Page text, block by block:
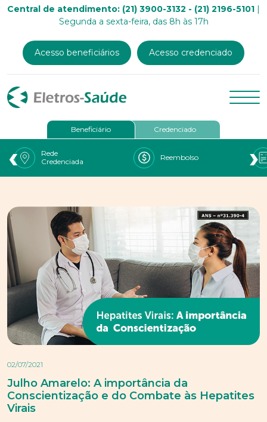
Central de atendimento: (21) 3900-3132 - (21) 2196-5101 |
Segunda a sexta-feira, das 8h às 17h
Acesso beneficiários Acesso credenciado
Beneficiário Credenciado
Rede
Credenciada
Reembolso
‹ ›
02/07/2021
Julho Amarelo: A importância da
Conscientização e do Combate às Hepatites
Virais